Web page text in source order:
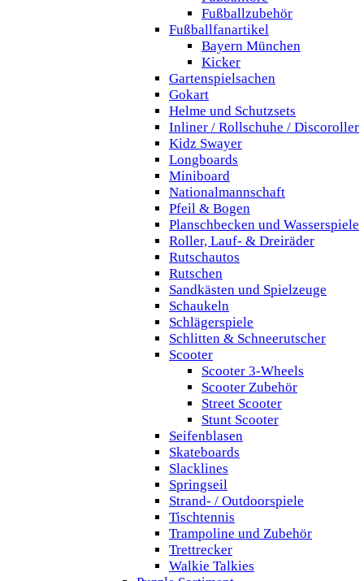
Fußballzubehör
Fußballfanartikel
Bayern München
Kicker
Gartenspielsachen
Gokart
Helme und Schutzsets
Inliner / Rollschuhe / Discoroller
Kidz Swayer
Longboards
Miniboard
Nationalmannschaft
Pfeil & Bogen
Planschbecken und Wasserspiele
Roller, Lauf- & Dreiräder
Rutschautos
Rutschen
Sandkästen und Spielzeuge
Schaukeln
Schlägerspiele
Schlitten & Schneerutscher
Scooter
Scooter 3-Wheels
Scooter Zubehör
Street Scooter
Stunt Scooter
Seifenblasen
Skateboards
Slacklines
Springseil
Strand- / Outdoorspiele
Tischtennis
Trampoline und Zubehör
Trettrecker
Walkie Talkies